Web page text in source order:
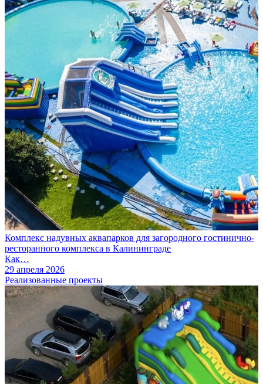
Комплекс надувных аквапарков для загородного гостинично-
ресторанного комплекса в Калининграде
Как…
29 апреля 2026
Реализованные проекты